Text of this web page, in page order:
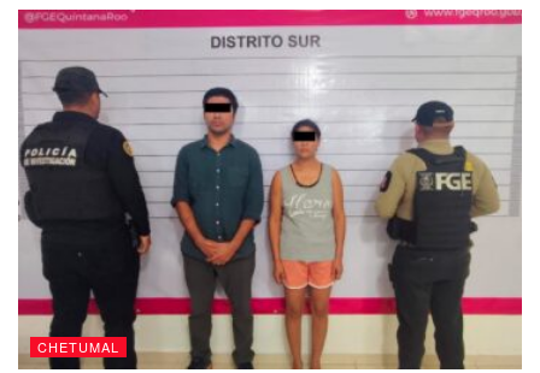
conflicto originado por los ejidatarios, provocó que
cinco unidades de volteoquedaran retenidas, que
impidió la extracción de material pétreo durante casi
tres días.
Te puede interesar
CHETUMAL